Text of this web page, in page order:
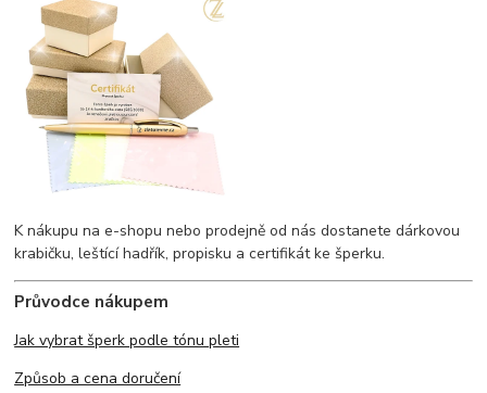
K nákupu na e-shopu nebo prodejně od nás dostanete dárkovou
krabičku, leštící hadřík, propisku a certifikát ke šperku.
Průvodce nákupem
Jak vybrat šperk podle tónu pleti
Způsob a cena doručení